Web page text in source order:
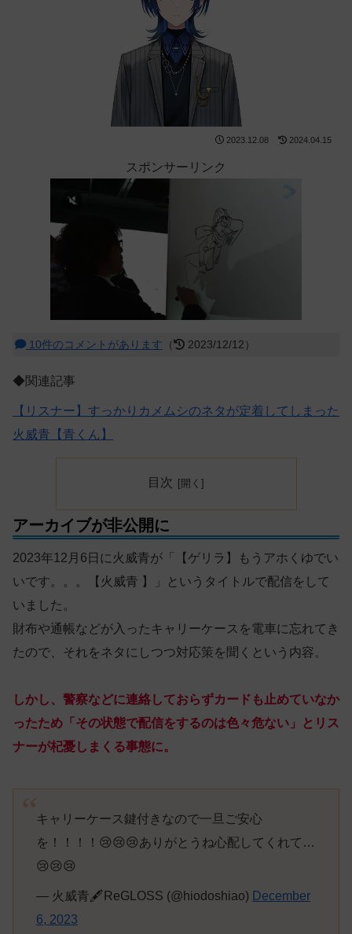
2023.12.08 2024.04.15
スポンサーリンク
10件のコメントがあります （ 2023/12/12）
◆関連記事
【リスナー】すっかりカメムシのネタが定着してしまった
火威青【青くん】
目次
アーカイブが非公開に
2023年12月6日に火威青が「【ゲリラ】もうアホくゆでい
いです。。。【火威青 】」というタイトルで配信をして
いました。
財布や通帳などが入ったキャリーケースを電車に忘れてき
たので、それをネタにしつつ対応策を聞くという内容。
しかし、警察などに連絡しておらずカードも止めていなか
ったため「その状態で配信をするのは色々危ない」とリス
ナーが杞憂しまくる事態に。
キャリーケース鍵付きなので一旦ご安心
を！！！！😢😢😢ありがとうね心配してくれて…
😢😢😢
— 火威青🖋️ReGLOSS (@hiodoshiao) December
6, 2023